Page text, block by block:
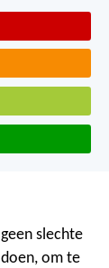
slechte
om te